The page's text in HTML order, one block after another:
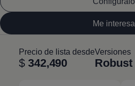
Me interesa
Precio de lista desde
$ 342,490
Versiones
Robust